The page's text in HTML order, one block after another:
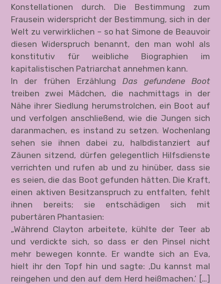
Konstellationen durch. Die Bestimmung zum
Frausein widerspricht der Bestimmung, sich in der
Welt zu verwirklichen – so hat Simone de Beauvoir
diesen Widerspruch benannt, den man wohl als
konstitutiv für weibliche Biographien im
kapitalistischen Patriarchat annehmen kann.
In der frühen Erzählung Das gefundene Boot
treiben zwei Mädchen, die nachmittags in der
Nähe ihrer Siedlung herumstrolchen, ein Boot auf
und verfolgen anschließend, wie die Jungen sich
daranmachen, es instand zu setzen. Wochenlang
sehen sie ihnen dabei zu, halbdistanziert auf
Zäunen sitzend, dürfen gelegentlich Hilfsdienste
verrichten und rufen ab und zu hinüber, dass sie
es seien, die das Boot gefunden hätten. Die Kraft,
einen aktiven Besitzanspruch zu entfalten, fehlt
ihnen bereits; sie entschädigen sich mit
pubertären Phantasien:
„Während Clayton arbeitete, kühlte der Teer ab
und verdickte sich, so dass er den Pinsel nicht
mehr bewegen konnte. Er wandte sich an Eva,
hielt ihr den Topf hin und sagte: ‚Du kannst mal
reingehen und den auf dem Herd heißmachen.‘ […]